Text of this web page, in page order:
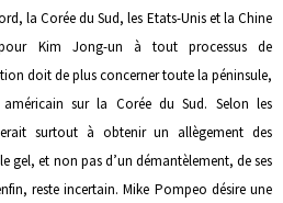
la Corée du Sud, les Etats-Unis et la Chine
Kim Jong-un à tout processus de
doit de plus concerner toute la péninsule,
sur la Corée du Sud. Selon les
surtout à obtenir un allègement des
gel, et non pas d’un démantèlement, de ses
reste incertain. Mike Pompeo désire une